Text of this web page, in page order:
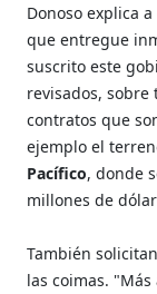
Donoso explica
que entregue
suscrito este
revisados, sobre
contratos que
ejemplo el
Pacífico, donde
millones de
También
las coimas.